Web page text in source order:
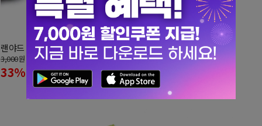
랜야드 (카라비너 스프링줄)
3,000원
33% 2,000원
GB 와이어 스프링 키퍼
4,600원
35% 3,000원